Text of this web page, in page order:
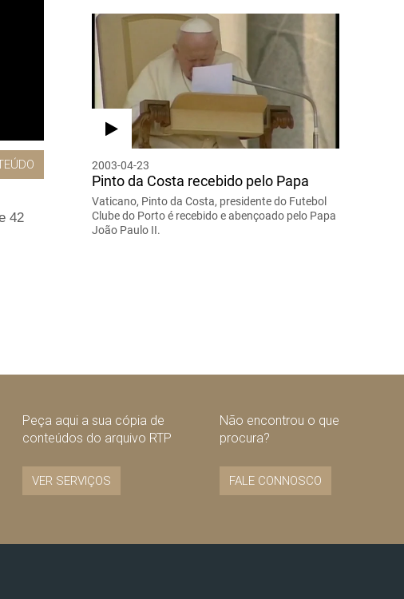
42
2003-04-23
Pinto da Costa recebido pelo Papa
Vaticano, Pinto da Costa, presidente do Futebol
Clube do Porto é recebido e abençoado pelo Papa
João Paulo II.
Peça aqui a sua cópia de
conteúdos do arquivo RTP
VER SERVIÇOS
Não encontrou o que
procura?
FALE CONNOSCO